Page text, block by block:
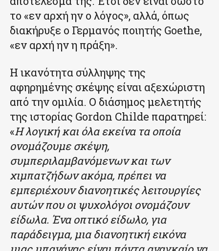
το «εν αρχή ην ο λόγος», αλλά, όπως
διακήρυξε ο Γερμανός ποιητής Goethe,
«εν αρχή ην η πράξη».
Η ικανότητα σύλληψης της
αφηρημένης σκέψης είναι αξεχώριστη
από την ομιλία. Ο διάσημος μελετητής
της ιστορίας Gordon Childe παρατηρεί:
«Η λογική και όλα εκείνα τα οποία
ονομάζουμε σκέψη,
συμπεριλαμβανόμενων και των
χιμπατζήδων ακόμα, πρέπει να
εμπεριέχουν διανοητικές λειτουργίες
αυτών που οι ψυχολόγοι ονομάζουν
είδωλα. Ένα οπτικό είδωλο, για
παράδειγμα, μια διανοητική εικόνα